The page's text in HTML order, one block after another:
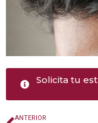
Solicita tu
ANTERIOR